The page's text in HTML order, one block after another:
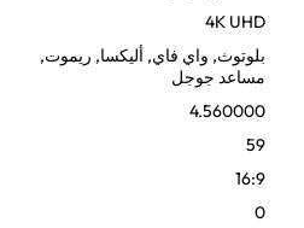
4K UHD
بلوتوث واي فاي أليكسا ريموت
مساعد جوجل
4.560000
59
16:9
0